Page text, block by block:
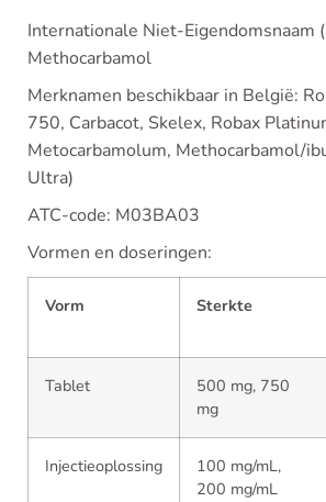
Internationale Niet-Eigendomsnaam
Methocarbamol
Merknamen beschikbaar in België:
750, Carbacot, Skelex, Robax
Metocarbamolum, Methocarbamol/
Ultra)
ATC-code: M03BA03
Vormen en doseringen:
Vorm Sterkte
Tablet
500 mg, 750
mg
Injectieoplossing
100 mg/mL,
200 mg/mL